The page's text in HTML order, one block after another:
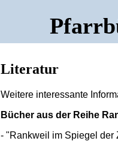
Literatur
Weitere interessante
Bücher aus der Reihe
- "Rankweil im Spiegel der